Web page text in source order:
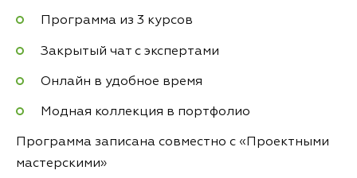
Программа из 3 курсов
Закрытый чат с экспертами
Онлайн в удобное время
Модная коллекция в портфолио
Программа записана совместно с «Проектными
мастерскими»